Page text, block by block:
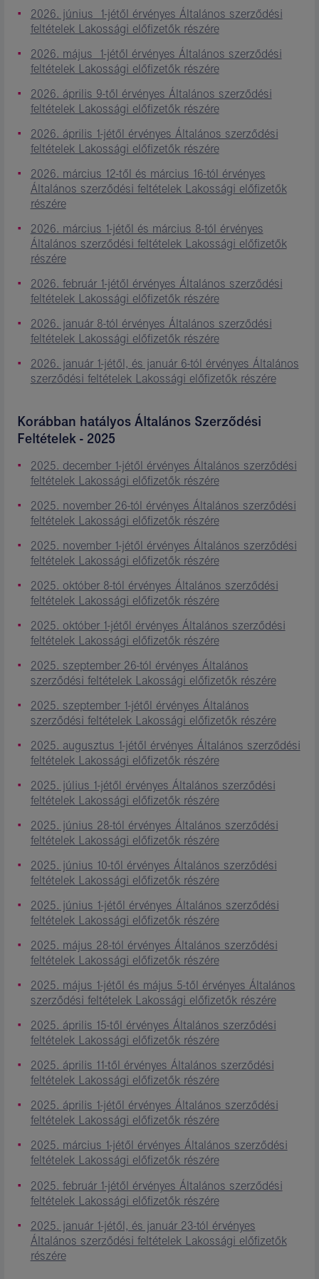
2026. június 1-jétől érvényes Általános szerződési
feltételek Lakossági előfizetők részére
2026. május 1-jétől érvényes Általános szerződési
feltételek Lakossági előfizetők részére
2026. április 9-től érvényes Általános szerződési
feltételek Lakossági előfizetők részére
2026. április 1-jétől érvényes Általános szerződési
feltételek Lakossági előfizetők részére
2026. március 12-től és március 16-tól érvényes
Általános szerződési feltételek Lakossági előfizetők
részére
2026. március 1-jétől és március 8-tól érvényes
Általános szerződési feltételek Lakossági előfizetők
részére
2026. február 1-jétől érvényes Általános szerződési
feltételek Lakossági előfizetők részére
2026. január 8-tól érvényes Általános szerződési
feltételek Lakossági előfizetők részére
2026. január 1-jétől, és január 6-tól érvényes Általános
szerződési feltételek Lakossági előfizetők részére
Korábban hatályos Általános Szerződési
Feltételek - 2025
2025. december 1-jétől érvényes Általános szerződési
feltételek Lakossági előfizetők részére
2025. november 26-tól érvényes Általános szerződési
feltételek Lakossági előfizetők részére
2025. november 1-jétől érvényes Általános szerződési
feltételek Lakossági előfizetők részére
2025. október 8-tól érvényes Általános szerződési
feltételek Lakossági előfizetők részére
2025. október 1-jétől érvényes Általános szerződési
feltételek Lakossági előfizetők részére
2025. szeptember 26-tól érvényes Általános
szerződési feltételek Lakossági előfizetők részére
2025. szeptember 1-jétől érvényes Általános
szerződési feltételek Lakossági előfizetők részére
2025. augusztus 1-jétől érvényes Általános szerződési
feltételek Lakossági előfizetők részére
2025. július 1-jétől érvényes Általános szerződési
feltételek Lakossági előfizetők részére
2025. június 28-tól érvényes Általános szerződési
feltételek Lakossági előfizetők részére
2025. június 10-től érvényes Általános szerződési
feltételek Lakossági előfizetők részére
2025. június 1-jétől érvényes Általános szerződési
feltételek Lakossági előfizetők részére
2025. május 28-tól érvényes Általános szerződési
feltételek Lakossági előfizetők részére
2025. május 1-jétől és május 5-től érvényes Általános
szerződési feltételek Lakossági előfizetők részére
2025. április 15-től érvényes Általános szerződési
feltételek Lakossági előfizetők részére
2025. április 11-től érvényes Általános szerződési
feltételek Lakossági előfizetők részére
2025. április 1-jétől érvényes Általános szerződési
feltételek Lakossági előfizetők részére
2025. március 1-jétől érvényes Általános szerződési
feltételek Lakossági előfizetők részére
2025. február 1-jétől érvényes Általános szerződési
feltételek Lakossági előfizetők részére
2025. január 1-jétől, és január 23-tól érvényes
Általános szerződési feltételek Lakossági előfizetők
részére